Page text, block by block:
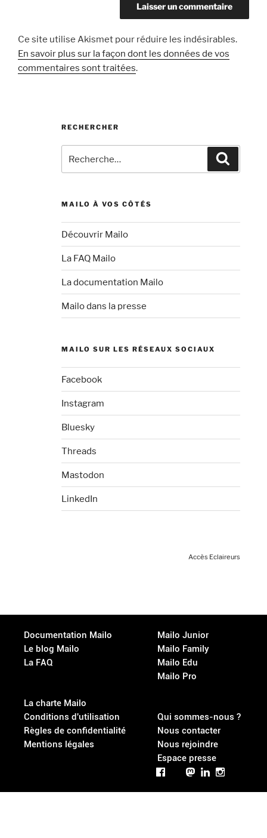
Ce site utilise Akismet pour réduire les indésirables.
En savoir plus sur la façon dont les données de vos
commentaires sont traitées.
RECHERCHER
pour
MAILO À VOS CÔTÉS
Découvrir Mailo
La FAQ Mailo
La documentation Mailo
Mailo dans la presse
MAILO SUR LES RÉSEAUX SOCIAUX
Facebook
Instagram
Bluesky
Threads
Mastodon
LinkedIn
Accès Eclaireurs
Documentation Mailo
Le blog Mailo
La FAQ
La charte Mailo
Conditions d'utilisation
Règles de confidentialité
Mentions légales
Mailo Junior
Mailo Family
Mailo Edu
Mailo Pro
Qui sommes-nous ?
Nous contacter
Nous rejoindre
Espace presse